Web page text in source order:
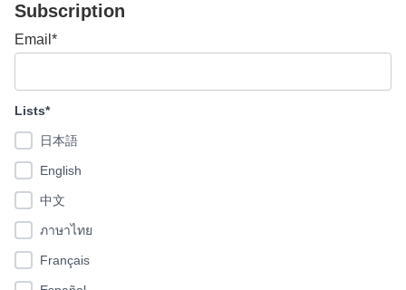
Subscription
Email*
Lists*
日本語
English
中文
ภาษาไทย
Français